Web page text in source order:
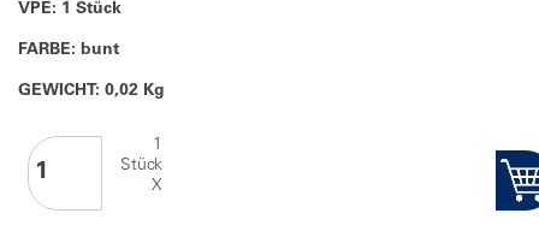
VPE: 1 Stück
FARBE: bunt
GEWICHT: 0,02 Kg
1
Stück
X